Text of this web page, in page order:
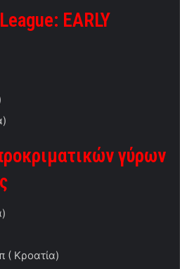
EARLY
γύρων
( Κροατία)